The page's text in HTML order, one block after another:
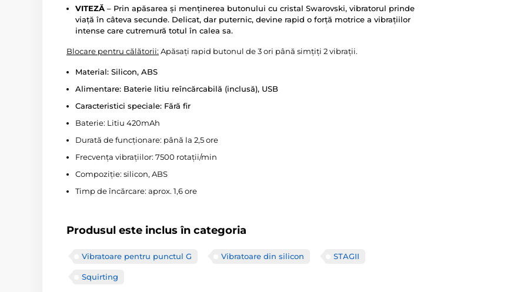
VITEZĂ – Prin apăsarea și menținerea butonului cu cristal Swarovski, vibratorul prinde
viață în câteva secunde. Delicat, dar puternic, devine rapid o forță motrice a vibrațiilor
intense care cutremură totul în calea sa.
Blocare pentru călătorii: Apăsați rapid butonul de 3 ori până simțiți 2 vibrații.
Material: Silicon, ABS
Alimentare: Baterie litiu reîncărcabilă (inclusă), USB
Caracteristici speciale: Fără fir
Baterie: Litiu 420mAh
Durată de funcționare: până la 2,5 ore
Frecvența vibrațiilor: 7500 rotații/min
Compoziție: silicon, ABS
Timp de încărcare: aprox. 1,6 ore
Produsul este inclus în categoria
Vibratoare pentru punctul G Vibratoare din silicon STAGII
Squirting